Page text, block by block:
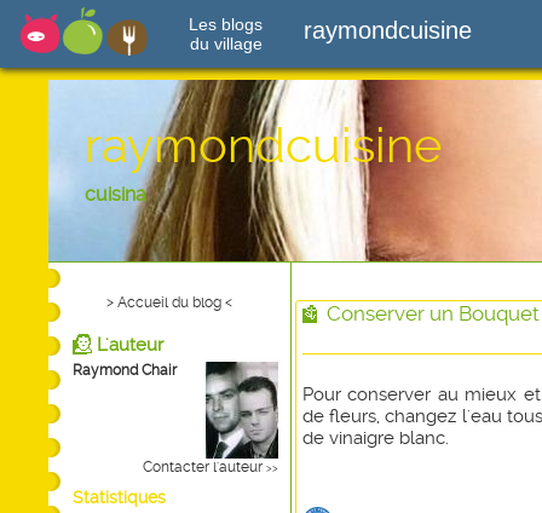
Les blogs
du village
raymondcuisine
raymondcuisine
cuisina
> Accueil du blog <
L'auteur
Raymond Chair
Contacter l'auteur >>
Statistiques
Conserver un
Pour conserver au mieux
de fleurs, changez l'eau
de vinaigre blanc.